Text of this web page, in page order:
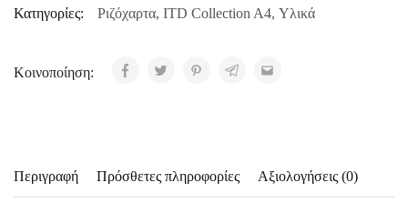
Κατηγορίες:
Ριζόχαρτα, ITD Collection A4, Υλικά
Κοινοποίηση:
Περιγραφή Πρόσθετες πληροφορίες Αξιολογήσεις (0)